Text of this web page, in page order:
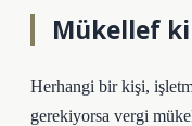
Mükellef
Herhangi bir kişi,
gerekiyorsa vergi